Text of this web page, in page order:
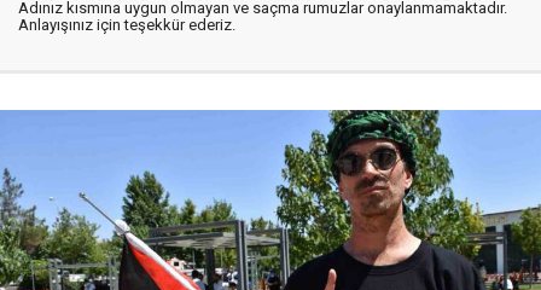
Adınız kısmına uygun olmayan ve saçma rumuzlar onaylanmamaktadır.
Anlayışınız için teşekkür ederiz.